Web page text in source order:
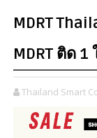
MDRT
MDRT ติด
Thailand Smart